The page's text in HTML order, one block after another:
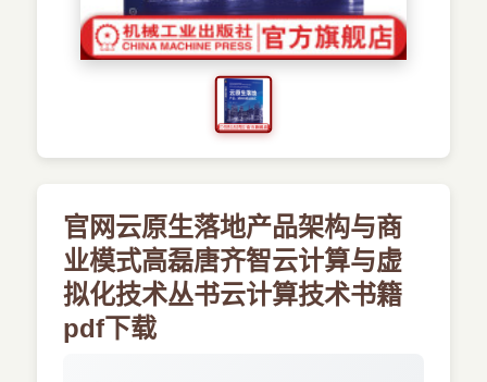
预订书籍
官网云原生落地产品架构与商
业模式高磊唐齐智云计算与虚
拟化技术丛书云计算技术书籍
pdf下载